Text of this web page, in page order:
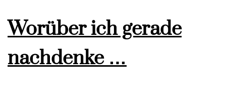
Worüber ich gerade
nachdenke …